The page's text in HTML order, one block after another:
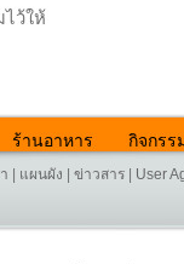
ไว้ให้
ร้านอาหาร กิจกรร
แผนผัง ข่าวสาร User